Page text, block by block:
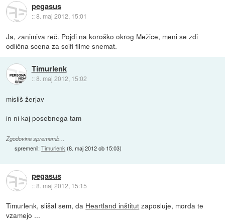
pegasus
::8. maj 2012, 15:01
Ja, zanimiva reč. Pojdi na koroško okrog Mežice, meni se zdi
odlična scena za scifi filme snemat.
Timurlenk
::8. maj 2012, 15:02
misliš žerjav
in ni kaj posebnega tam
Zgodovina sprememb…
spremenil:Timurlenk(8. maj 2012 ob 15:03)
pegasus
::8. maj 2012, 15:15
Timurlenk, slišal sem, da Heartland inštitut zaposluje, morda te
vzamejo ...